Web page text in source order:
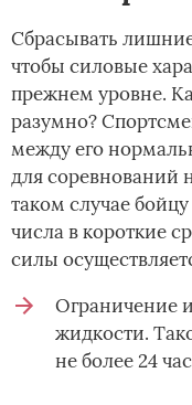
Сбрасывать
чтобы силовые
прежнем уровне.
разумно?
между его
для соревнований
таком случае
числа в короткие
силы
Ограничение
жидкости.
не более 24